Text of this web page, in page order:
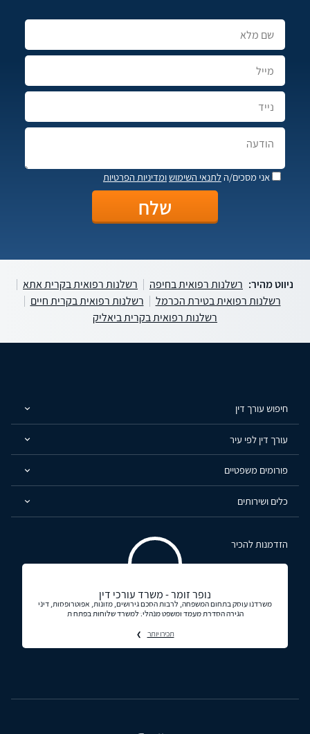
אני מסכים/הלתנאי השימושומדיניות הפרטיות
ניווט מהיר: רשלנות רפואית בחיפה
רשלנות רפואית בקרית אתא
רשלנות רפואית בטירת הכרמל
רשלנות רפואית בקרית חיים
רשלנות רפואית בקרית ביאליק
חיפוש עורך דין
עורך דין לפי עיר
פורומים משפטיים
כלים ושירותים
הזדמנות להכיר
נופר זומר - משרד עורכי דין
משרדנו עוסק בתחום המשפחה, לרבות הסכם גירושים, מזונות, אפוטרופסות, דיני
הגירה הסדרת מעמד ומשפט מנהלי. למשרד שלוחות בפתח ת
תכירו יותר